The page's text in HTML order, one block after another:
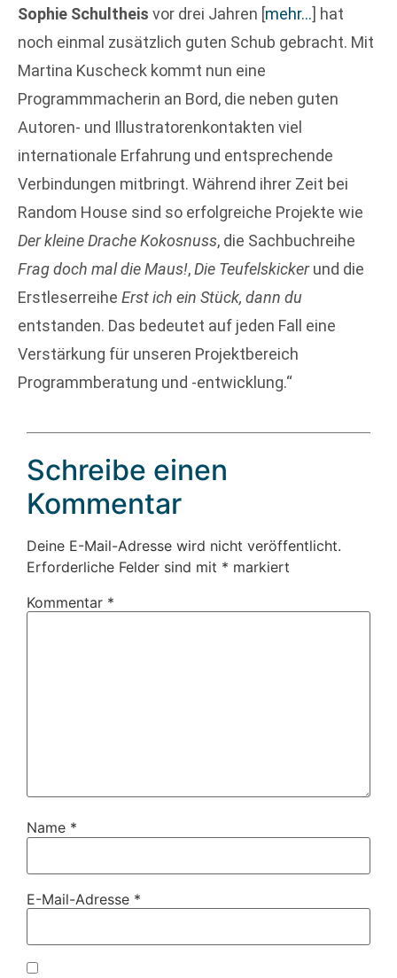
Sophie Schultheis vor drei Jahren [mehr…] hat
noch einmal zusätzlich guten Schub gebracht. Mit
Martina Kuscheck kommt nun eine
Programmmacherin an Bord, die neben guten
Autoren- und Illustratorenkontakten viel
internationale Erfahrung und entsprechende
Verbindungen mitbringt. Während ihrer Zeit bei
Random House sind so erfolgreiche Projekte wie
Der kleine Drache Kokosnuss, die Sachbuchreihe
Frag doch mal die Maus!,Die Teufelskickerund die
Erstleserreihe Erst ich ein Stück, dann du
entstanden. Das bedeutet auf jeden Fall eine
Verstärkung für unseren Projektbereich
Programmberatung und -entwicklung.“
Schreibe einen
Kommentar
Deine E-Mail-Adresse wird nicht veröffentlicht.
Erforderliche Felder sind mit * markiert
Kommentar *
Name *
E-Mail-Adresse *